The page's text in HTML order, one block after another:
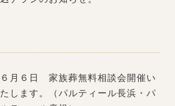
６月６日 家族葬無料相談会開催い
たします。（パルティール長浜・パ